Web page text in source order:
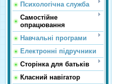
Психологічна служба
Самостійне
опрацювання
Навчальні програми
Електронні підручники
Сторінка для батьків
Класний навігатор